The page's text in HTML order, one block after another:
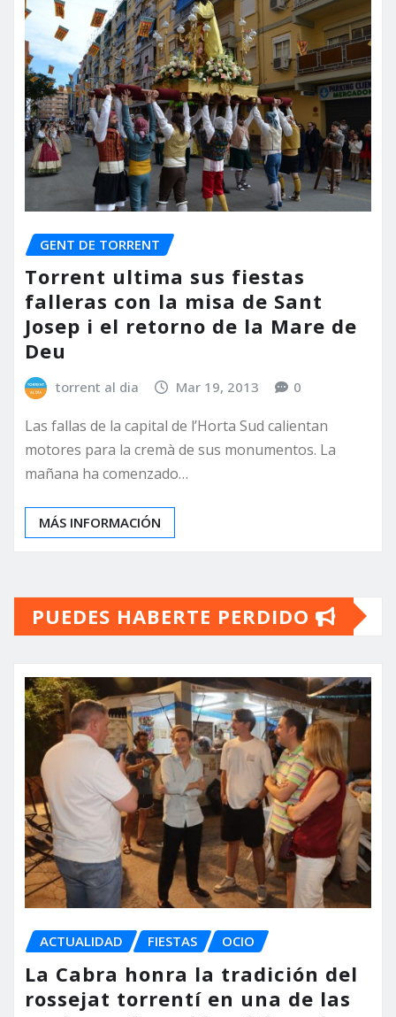
GENT DE TORRENT
Torrent ultima sus fiestas
falleras con la misa de Sant
Josep i el retorno de la Mare de
Deu
torrent al dia Mar 19, 2013 0
Las fallas de la capital de l’Horta Sud calientan
motores para la cremà de sus monumentos. La
mañana ha comenzado…
MÁS INFORMACIÓN
PUEDES HABERTE PERDIDO
ACTUALIDAD FIESTAS OCIO
La Cabra honra la tradición del
rossejat torrentí en una de las